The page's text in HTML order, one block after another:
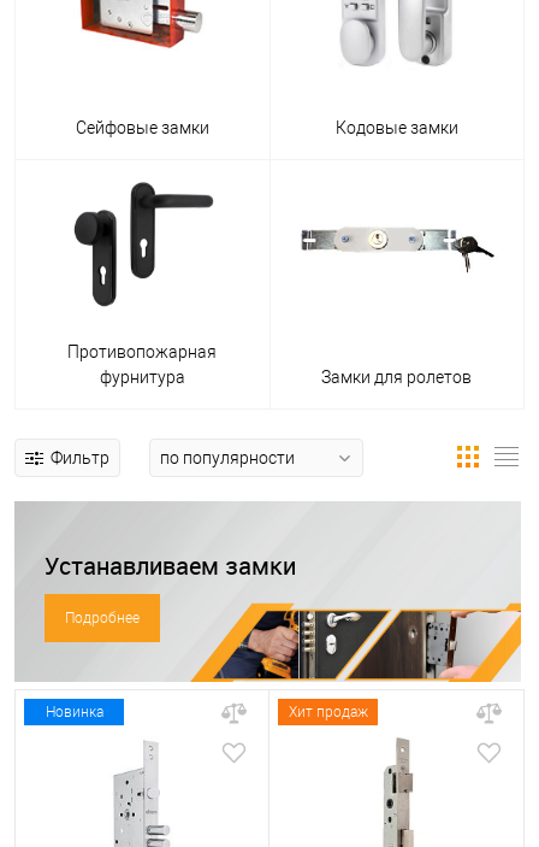
Сейфовые замки Кодовые замки
Противопожарная
фурнитура
Замки для ролетов
Фильтр
Устанавливаем замки
Подробнее
Новинка Хит продаж